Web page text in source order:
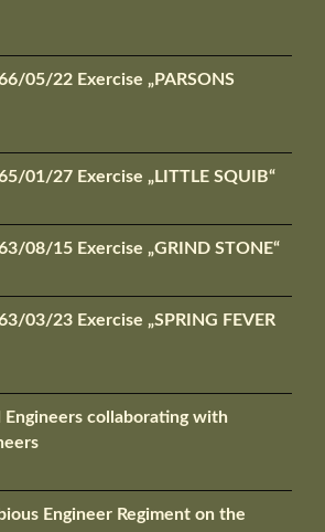
05/22 Exercise „PARSONS
01/27 Exercise „LITTLE SQUIB“
08/15 Exercise „GRIND STONE“
03/23 Exercise „SPRING FEVER
Engineers collaborating with
Engineer Regiment on the